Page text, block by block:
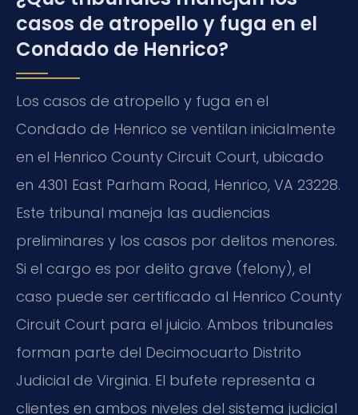
casos de atropello y fuga en el
Condado de Henrico?
Los casos de atropello y fuga en el
Condado de Henrico se ventilan inicialmente
en el Henrico County Circuit Court, ubicado
en 4301 East Parham Road, Henrico, VA 23228.
Este tribunal maneja las audiencias
preliminares y los casos por delitos menores.
Si el cargo es por delito grave (felony), el
caso puede ser certificado al Henrico County
Circuit Court para el juicio. Ambos tribunales
forman parte del Decimocuarto Distrito
Judicial de Virginia. El bufete representa a
clientes en ambos niveles del sistema judicial